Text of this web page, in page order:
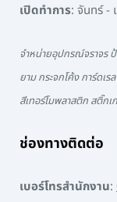
เปิดทำการ: จันทร์ -
จำหน่ายอุปกรณ์จราจร
ยาม กระจกโค้ง การ์ดเร
สีเทอร์โมพลาสติก สติ๊ก
ช่องทางติดต่อ
เบอร์โทรสำนักงาน: